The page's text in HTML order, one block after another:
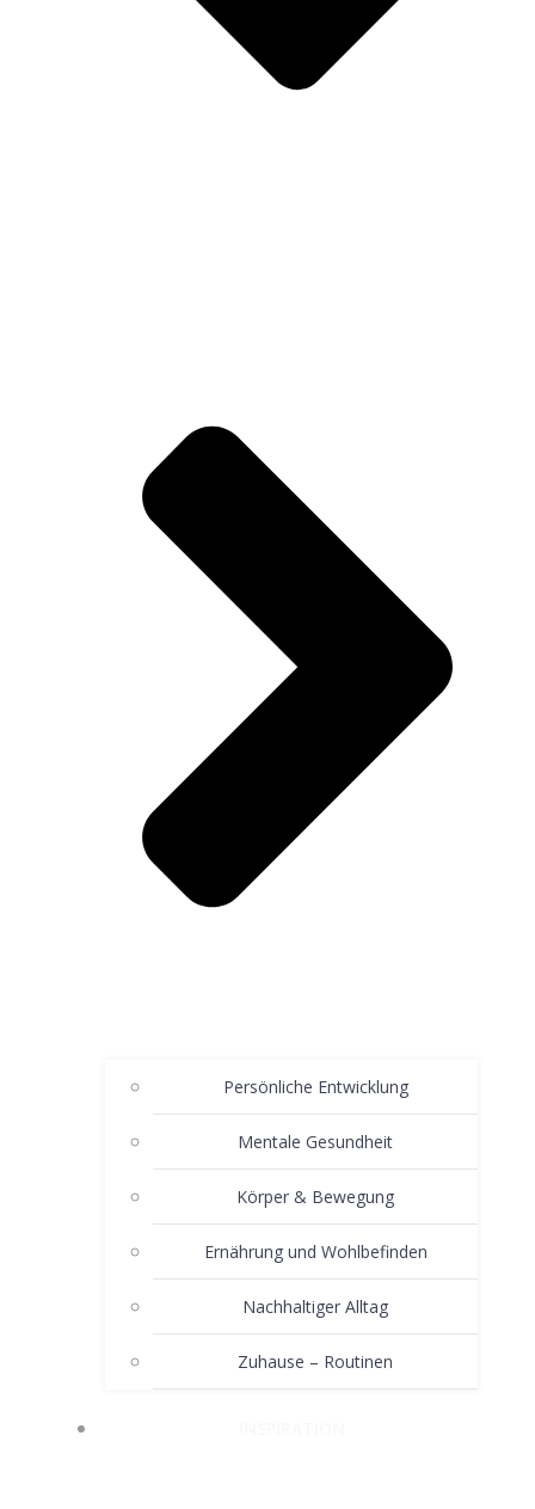
Persönliche Entwicklung
Mentale Gesundheit
Körper & Bewegung
Ernährung und Wohlbefinden
Nachhaltiger Alltag
Zuhause – Routinen